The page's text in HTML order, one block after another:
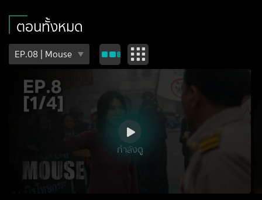
ประเภท: thriller
ตอนทั้งหมด
กำลังดู